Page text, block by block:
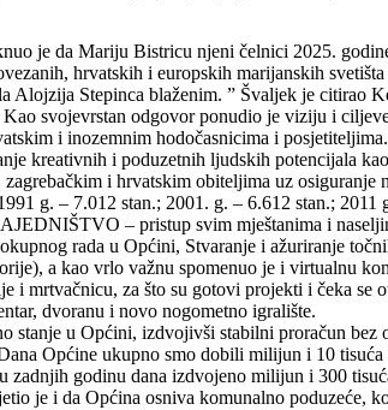
je da Mariju Bistricu njeni čelnici 2025.
hrvatskih i europskih marijanskih
Stepinca blaženim. ” Švaljek je citirao
svojevrstan odgovor ponudio je viziju i
i inozemnim hodočasnicima i
kreativnih i poduzetnih ljudskih potencijala
i hrvatskim obiteljima uz osiguranje
g. – 7.012 stan.; 2001. g. – 6.612 stan.;
– pristup svim mještanima i
rada u Općini, Stvaranje i ažuriranje
a kao vrlo važnu spomenuo je i virtualnu
mrtvačnicu, za što su gotovi projekti i čeka se
dvoranu i novo nogometno igralište.
u Općini, izdvojivši stabilni proračun bez
Općine ukupno smo dobili milijun i 10
godinu dana izdvojeno milijun i 300
je i da Općina osniva komunalno poduzeće,